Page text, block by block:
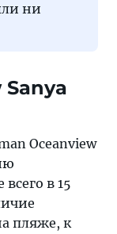
ни
Oceanview
в 15
пляже, к